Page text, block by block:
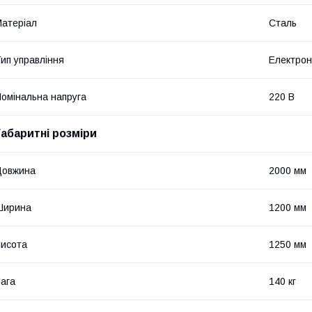
Сталь
управління
напруга 220 В
розміри
2000 мм
1200 мм
1250 мм
140 кг